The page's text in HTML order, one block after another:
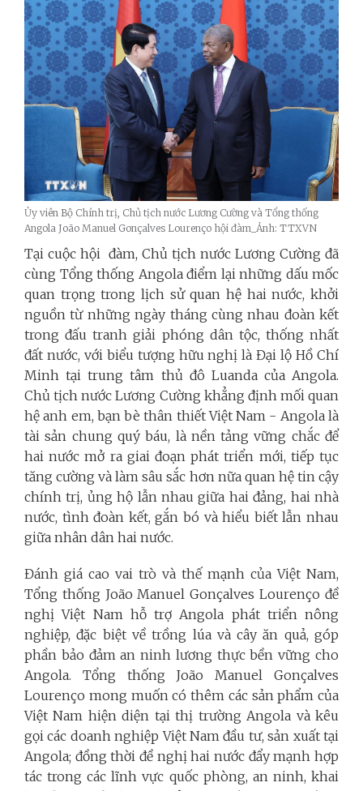
Ủy viên Bộ Chính trị, Chủ tịch nước Lương Cường và Tổng thống
Angola João Manuel Gonçalves Lourenço hội đàm_Ảnh: TTXVN
Tại cuộc hội đàm, Chủ tịch nước Lương Cường đã
cùng Tổng thống Angola điểm lại những dấu mốc
quan trọng trong lịch sử quan hệ hai nước, khởi
nguồn từ những ngày tháng cùng nhau đoàn kết
trong đấu tranh giải phóng dân tộc, thống nhất
đất nước, với biểu tượng hữu nghị là Đại lộ Hồ Chí
Minh tại trung tâm thủ đô Luanda của Angola.
Chủ tịch nước Lương Cường khẳng định mối quan
hệ anh em, bạn bè thân thiết Việt Nam - Angola là
tài sản chung quý báu, là nền tảng vững chắc để
hai nước mở ra giai đoạn phát triển mới, tiếp tục
tăng cường và làm sâu sắc hơn nữa quan hệ tin cậy
chính trị, ủng hộ lẫn nhau giữa hai đảng, hai nhà
nước, tình đoàn kết, gắn bó và hiểu biết lẫn nhau
giữa nhân dân hai nước.
Đánh giá cao vai trò và thế mạnh của Việt Nam,
Tổng thống João Manuel Gonçalves Lourenço đề
nghị Việt Nam hỗ trợ Angola phát triển nông
nghiệp, đặc biệt về trồng lúa và cây ăn quả, góp
phần bảo đảm an ninh lương thực bền vững cho
Angola. Tổng thống João Manuel Gonçalves
Lourenço mong muốn có thêm các sản phẩm của
Việt Nam hiện diện tại thị trường Angola và kêu
gọi các doanh nghiệp Việt Nam đầu tư, sản xuất tại
Angola; đồng thời đề nghị hai nước đẩy mạnh hợp
tác trong các lĩnh vực quốc phòng, an ninh, khai